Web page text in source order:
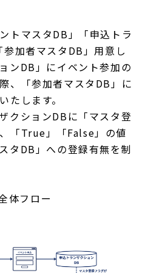
トマスタDB」「申込トラ
加者マスタDB」用意し
ンDB」にイベント参加の
、「参加者マスタDB」に
たします。
クションDBに「マスタ登
「True」「False」の値
タDB」への登録有無を制
体フロー